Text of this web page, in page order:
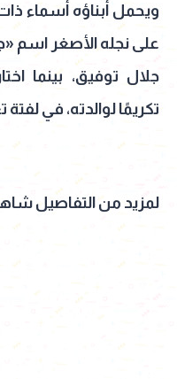
ويحمل أبناؤه أسماء
على نجله الأصغر اسم
جلال توفيق، بينما
تكريمًا لوالدته، في
لمزيد من التفاصيل شاهد